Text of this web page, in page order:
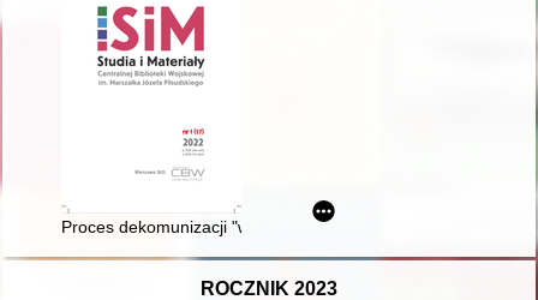
Proces dekomunizacji "wojskowych" nazw ulic po 2016 roku
ROCZNIK 2023